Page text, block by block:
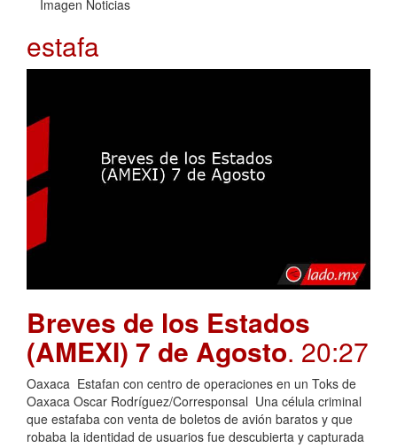
Imagen Noticias
estafa
Breves de los Estados
(AMEXI) 7 de Agosto. 20:27
Oaxaca Estafan con centro de operaciones en un Toks de
Oaxaca Oscar Rodríguez/Corresponsal Una célula criminal
que estafaba con venta de boletos de avión baratos y que
robaba la identidad de usuarios fue descubierta y capturada